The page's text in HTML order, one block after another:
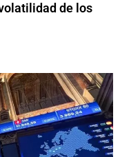
de los